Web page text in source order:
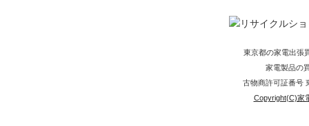
東京都の家電出張
家電製品の
古物商許可証番号
Copyright(C)家